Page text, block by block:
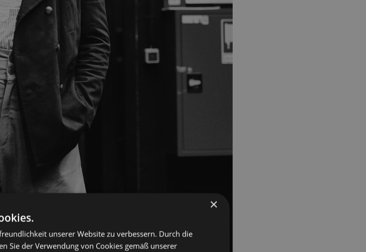
×
unserer Website zu verbessern. Durch die
Sie der Verwendung von Cookies gemäß unserer